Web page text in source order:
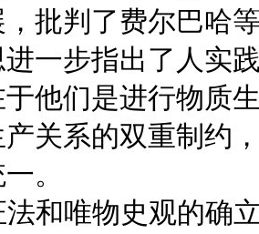
批判了费尔巴哈
一步指出了人实
他们是进行物质
关系的双重制约
。
和唯物史观的确